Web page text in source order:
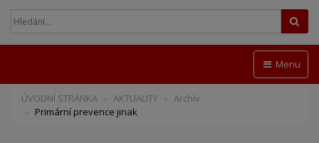
Menu
ÚVODNÍ STRÁNKA AKTUALITY
Archív
Primární prevence jinak